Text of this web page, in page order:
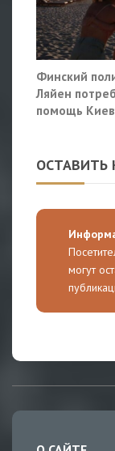
Финский
Ляйен
помощь
ОСТАВИТЬ
могут